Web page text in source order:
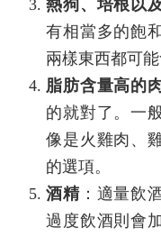
熱狗、培根以
有相當多的飽
兩樣東西都可能
脂肪含量高的
的就對了。一
像是火雞肉、
的選項。
酒精：適量飲
過度飲酒則會